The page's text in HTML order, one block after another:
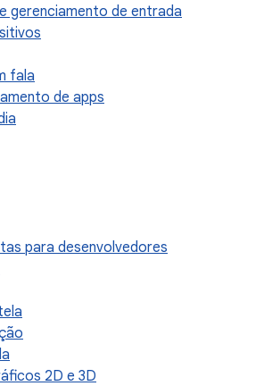
gerenciamento de entrada
fala
de apps
para desenvolvedores
2D e 3D